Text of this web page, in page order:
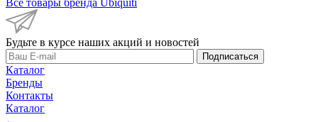
Будьте в курсе наших акций и новостей
Подписаться
Каталог
Бренды
Контакты
Каталог